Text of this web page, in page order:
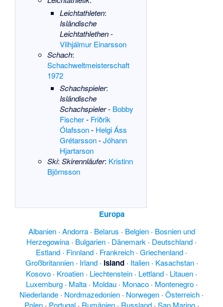
Leichtathleten:
Isländische
Leichtathlethen-
Vilhjálmur Einarsson
Schach:
Schachweltmeisterschaft
1972
Schachspieler:
Isländische
Schachspieler- Bobby
Fischer- Friðrik
Ólafsson- Helgi Áss
Grétarsson-Jóhann
Hjartarson
Ski:Skirennläufer: Kristinn
Björnsson
Europa
Albanien· Andorra· Belarus · Belgien· Bosnien und
Herzegowina · Bulgarien · Dänemark · Deutschland ·
Estland · Finnland · Frankreich · Griechenland ·
Großbritannien· Irland· Island· Italien· Kasachstan·
Kosovo · Kroatien · Liechtenstein · Lettland · Litauen ·
Luxemburg· Malta· Moldau· Monaco· Montenegro·
Niederlande · Nordmazedonien · Norwegen · Österreich ·
Polen· Portugal· Rumänien· Russland· San Marino·